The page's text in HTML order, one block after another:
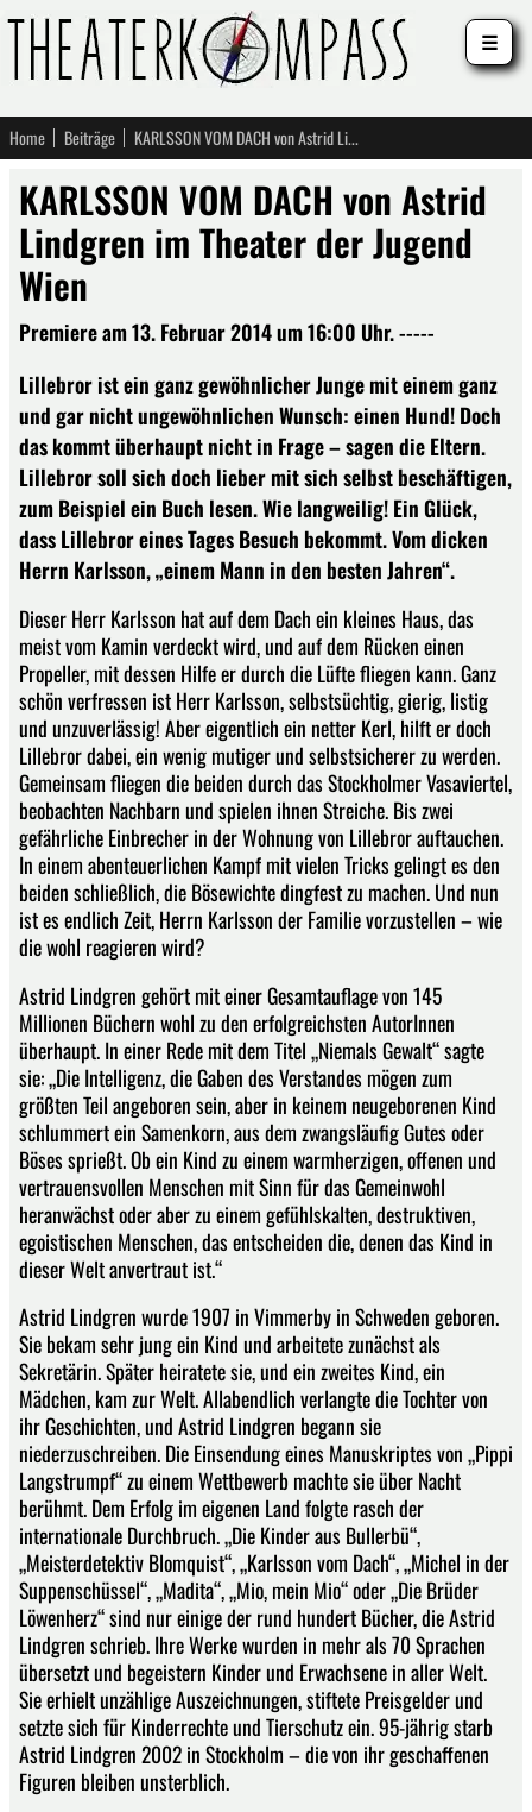
Home Beiträge KARLSSON VOM DACH von Astrid Lindgren im Theater der Jugend Wien
KARLSSON VOM DACH von Astrid
Lindgren im Theater der Jugend
Wien
Premiere am 13. Februar 2014 um 16:00 Uhr. -----
Lillebror ist ein ganz gewöhnlicher Junge mit einem ganz
und gar nicht ungewöhnlichen Wunsch: einen Hund! Doch
das kommt überhaupt nicht in Frage – sagen die Eltern.
Lillebror soll sich doch lieber mit sich selbst beschäftigen,
zum Beispiel ein Buch lesen. Wie langweilig! Ein Glück,
dass Lillebror eines Tages Besuch bekommt. Vom dicken
Herrn Karlsson, „einem Mann in den besten Jahren“.
Dieser Herr Karlsson hat auf dem Dach ein kleines Haus, das
meist vom Kamin verdeckt wird, und auf dem Rücken einen
Propeller, mit dessen Hilfe er durch die Lüfte fliegen kann. Ganz
schön verfressen ist Herr Karlsson, selbstsüchtig, gierig, listig
und unzuverlässig! Aber eigentlich ein netter Kerl, hilft er doch
Lillebror dabei, ein wenig mutiger und selbstsicherer zu werden.
Gemeinsam fliegen die beiden durch das Stockholmer Vasaviertel,
beobachten Nachbarn und spielen ihnen Streiche. Bis zwei
gefährliche Einbrecher in der Wohnung von Lillebror auftauchen.
In einem abenteuerlichen Kampf mit vielen Tricks gelingt es den
beiden schließlich, die Bösewichte dingfest zu machen. Und nun
ist es endlich Zeit, Herrn Karlsson der Familie vorzustellen – wie
die wohl reagieren wird?
Astrid Lindgren gehört mit einer Gesamtauflage von 145
Millionen Büchern wohl zu den erfolgreichsten AutorInnen
überhaupt. In einer Rede mit dem Titel „Niemals Gewalt“ sagte
sie: „Die Intelligenz, die Gaben des Verstandes mögen zum
größten Teil angeboren sein, aber in keinem neugeborenen Kind
schlummert ein Samenkorn, aus dem zwangsläufig Gutes oder
Böses sprießt. Ob ein Kind zu einem warmherzigen, offenen und
vertrauensvollen Menschen mit Sinn für das Gemeinwohl
heranwächst oder aber zu einem gefühlskalten, destruktiven,
egoistischen Menschen, das entscheiden die, denen das Kind in
dieser Welt anvertraut ist.“
Astrid Lindgren wurde 1907 in Vimmerby in Schweden geboren.
Sie bekam sehr jung ein Kind und arbeitete zunächst als
Sekretärin. Später heiratete sie, und ein zweites Kind, ein
Mädchen, kam zur Welt. Allabendlich verlangte die Tochter von
ihr Geschichten, und Astrid Lindgren begann sie
niederzuschreiben. Die Einsendung eines Manuskriptes von „Pippi
Langstrumpf“ zu einem Wettbewerb machte sie über Nacht
berühmt. Dem Erfolg im eigenen Land folgte rasch der
internationale Durchbruch. „Die Kinder aus Bullerbü“,
„Meisterdetektiv Blomquist“, „Karlsson vom Dach“, „Michel in der
Suppenschüssel“, „Madita“, „Mio, mein Mio“ oder „Die Brüder
Löwenherz“ sind nur einige der rund hundert Bücher, die Astrid
Lindgren schrieb. Ihre Werke wurden in mehr als 70 Sprachen
übersetzt und begeistern Kinder und Erwachsene in aller Welt.
Sie erhielt unzählige Auszeichnungen, stiftete Preisgelder und
setzte sich für Kinderrechte und Tierschutz ein. 95-jährig starb
Astrid Lindgren 2002 in Stockholm – die von ihr geschaffenen
Figuren bleiben unsterblich.
☰